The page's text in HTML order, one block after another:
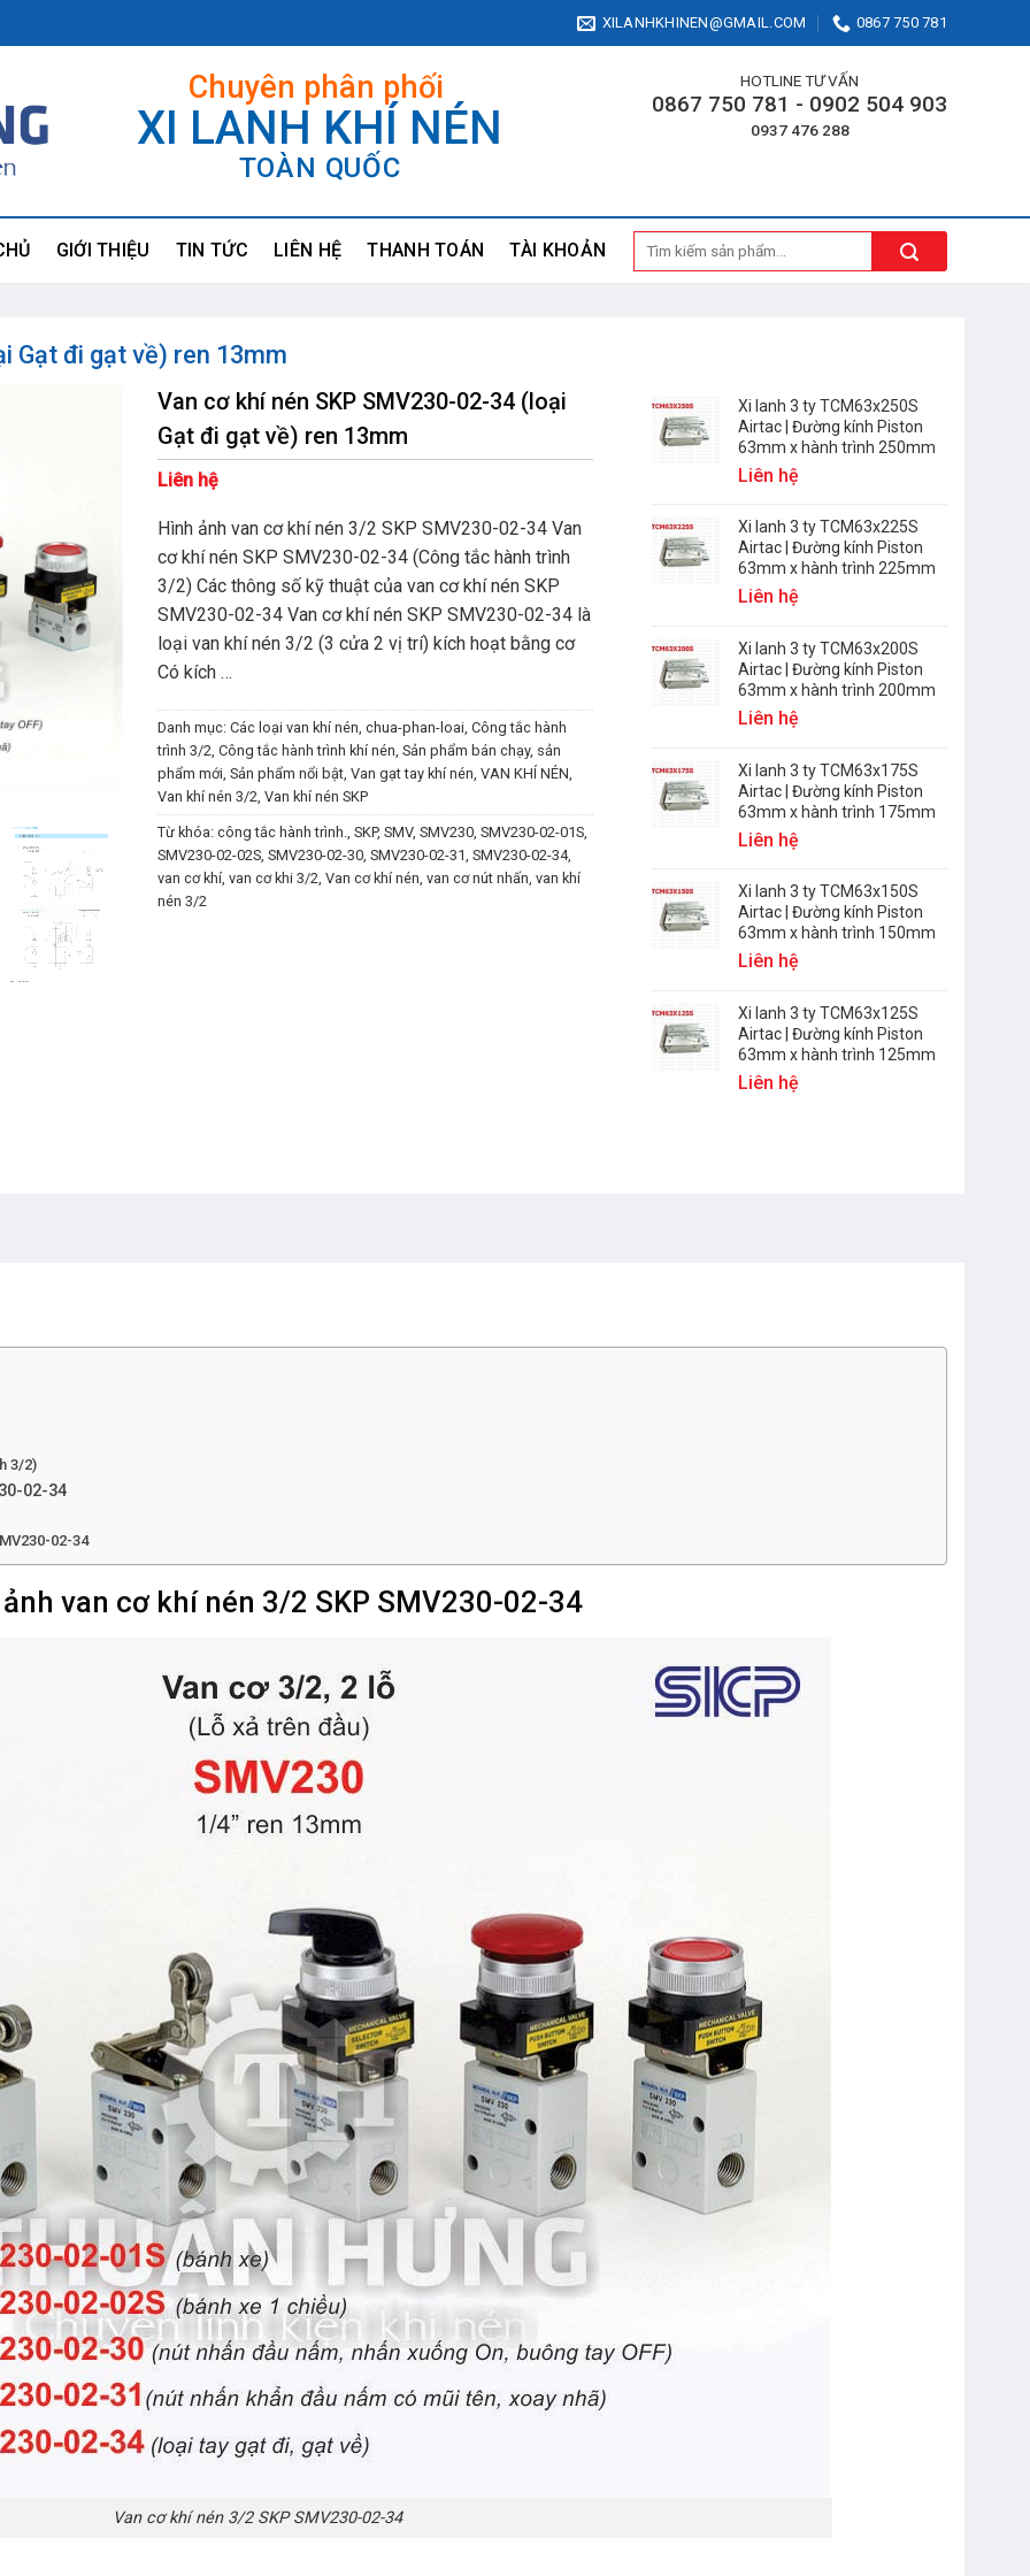
XILANHKHINEN@GMAIL.COM 0867 750 781
Chuyên phân phối
XI LANH KHÍ NÉN
TOÀN QUỐC
HOTLINE TƯ VẤN
0867 750 781 - 0902 504 903
0937 476 288
GIỚI THIỆU TIN TỨC LIÊN HỆ THANH TOÁN TÀI KHOẢN
Tìm
kiếm:
Gạt đi gạt về) ren 13mm
Van cơ khí nén SKP SMV230-02-34 (loại
Gạt đi gạt về) ren 13mm
Liên hệ
Hình ảnh van cơ khí nén 3/2 SKP SMV230-02-34 Van
cơ khí nén SKP SMV230-02-34 (Công tắc hành trình
3/2) Các thông số kỹ thuật của van cơ khí nén SKP
SMV230-02-34 Van cơ khí nén SKP SMV230-02-34 là
loại van khí nén 3/2 (3 cửa 2 vị trí) kích hoạt bằng cơ
Có kích …
Danh mục: Các loại van khí nén, chua-phan-loai, Công tắc hành
trình 3/2, Công tắc hành trình khí nén, Sản phẩm bán chạy, sản
phẩm mới, Sản phẩm nổi bật, Van gạt tay khí nén, VAN KHÍ NÉN,
Van khí nén 3/2, Van khí nén SKP
Từ khóa: công tắc hành trình., SKP, SMV, SMV230, SMV230-02-01S,
SMV230-02-02S, SMV230-02-30, SMV230-02-31, SMV230-02-34,
van cơ khí, van cơ khi 3/2, Van cơ khí nén, van cơ nút nhấn, van khí
nén 3/2
Xi lanh 3 ty TCM63x250S
Airtac | Đường kính Piston
63mm x hành trình 250mm
Liên hệ
Xi lanh 3 ty TCM63x225S
Airtac | Đường kính Piston
63mm x hành trình 225mm
Liên hệ
Xi lanh 3 ty TCM63x200S
Airtac | Đường kính Piston
63mm x hành trình 200mm
Liên hệ
Xi lanh 3 ty TCM63x175S
Airtac | Đường kính Piston
63mm x hành trình 175mm
Liên hệ
Xi lanh 3 ty TCM63x150S
Airtac | Đường kính Piston
63mm x hành trình 150mm
Liên hệ
Xi lanh 3 ty TCM63x125S
Airtac | Đường kính Piston
63mm x hành trình 125mm
Liên hệ
3/2)
02-34
02-34
van cơ khí nén 3/2 SKP SMV230-02-34
Van cơ khí nén 3/2 SKP SMV230-02-34